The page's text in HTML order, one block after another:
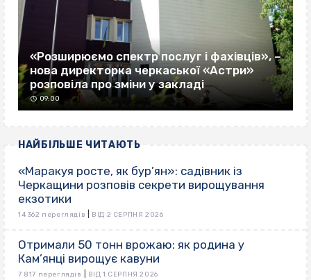
«Розширюємо спектр послуг і фахівців», –
нова директорка черкаської «Астри»
розповіла про зміни у закладі
09:00
НАЙБІЛЬШЕ ЧИТАЮТЬ
«Маракуя росте, як бур’ян»: садівник із
Черкащини розповів секрети вирощування
екзотики
14 362 переглядів ВІД 2 СЕРПНЯ 2026
Отримали 50 тонн врожаю: як родина у
Кам’янці вирощує кавуни
7 817 переглядів ВІД 1 СЕРПНЯ 2026